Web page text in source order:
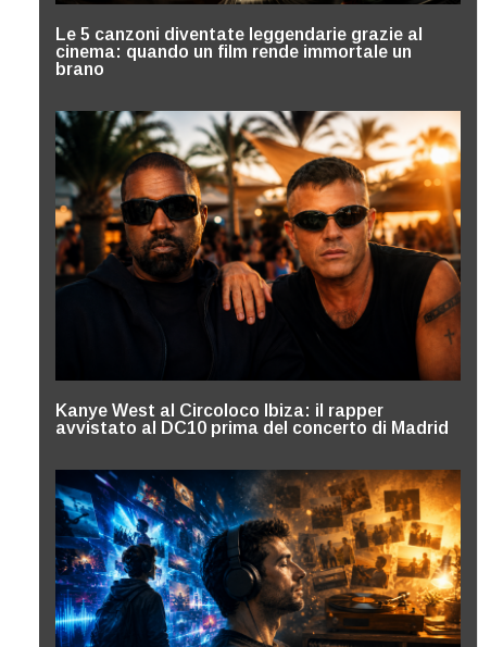
Le 5 canzoni diventate leggendarie grazie al
cinema: quando un film rende immortale un
brano
Kanye West al Circoloco Ibiza: il rapper
avvistato al DC10 prima del concerto di Madrid